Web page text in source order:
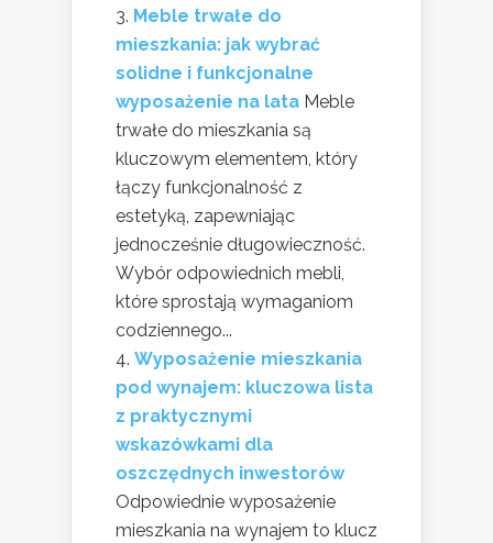
Meble trwałe do
mieszkania: jak wybrać
solidne i funkcjonalne
wyposażenie na lata Meble
trwałe do mieszkania są
kluczowym elementem, który
łączy funkcjonalność z
estetyką, zapewniając
jednocześnie długowieczność.
Wybór odpowiednich mebli,
które sprostają wymaganiom
codziennego...
Wyposażenie mieszkania
pod wynajem: kluczowa lista
z praktycznymi
wskazówkami dla
oszczędnych inwestorów
Odpowiednie wyposażenie
mieszkania na wynajem to klucz